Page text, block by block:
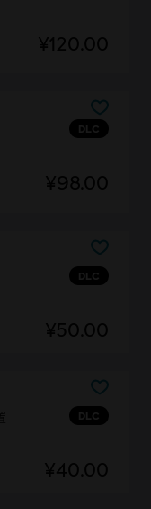
¥120.00
DLC
¥98.00
DLC
¥50.00
DLC
¥40.00